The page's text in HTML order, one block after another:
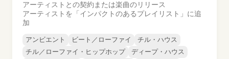
アーティストとの契約または楽曲のリリース
アーティストを「インパクトのあるプレイリスト」に追
加
アンビエント ビート／ローファイ
チル・ハウス
チル／ローファイ・ヒップホップ
ディープ・ハウス